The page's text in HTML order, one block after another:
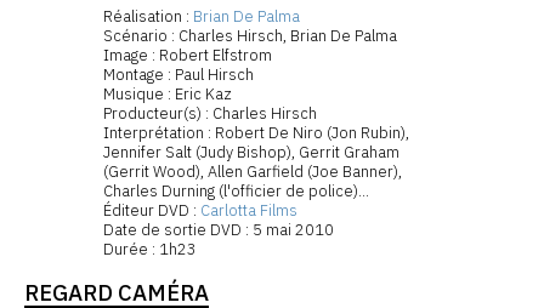
Réalisation : Brian De Palma
Scénario : Charles Hirsch, Brian De Palma
Image : Robert Elfstrom
Montage : Paul Hirsch
Musique : Eric Kaz
Producteur(s) : Charles Hirsch
Interprétation : Robert De Niro (Jon Rubin),
Jennifer Salt (Judy Bishop), Gerrit Graham
(Gerrit Wood), Allen Garfield (Joe Banner),
Charles Durning (l'officier de police)...
Éditeur DVD : Carlotta Films
Date de sortie DVD : 5 mai 2010
Durée : 1h23
REGARD CAMÉRA